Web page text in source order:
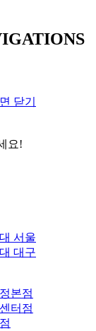
닫기
요!
서울
대구
본점
터점